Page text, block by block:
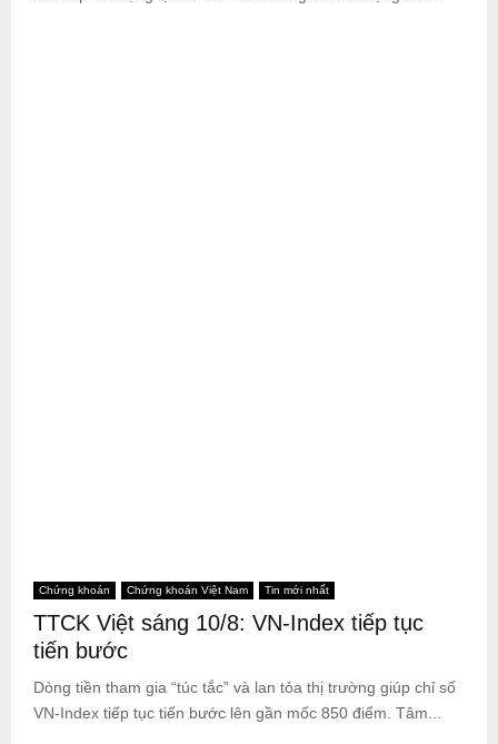
Chứng khoán Chứng khoán Việt Nam Tin mới nhất
TTCK Việt sáng 10/8: VN-Index tiếp tục
tiến bước
Dòng tiền tham gia “túc tắc” và lan tỏa thị trường giúp chỉ số
VN-Index tiếp tục tiến bước lên gần mốc 850 điểm. Tâm...